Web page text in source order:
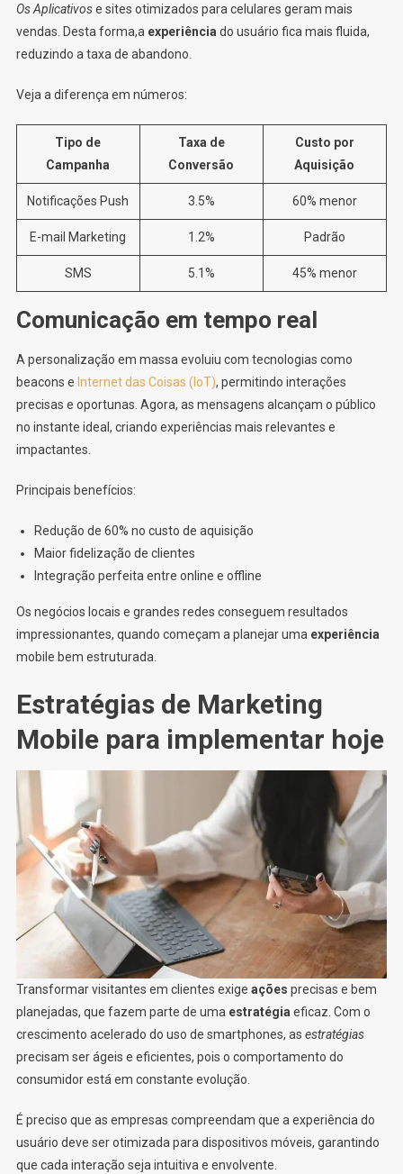
Os Aplicativose sites otimizados para celulares geram mais
vendas. Desta forma,a experiência do usuário fica mais fluida,
reduzindo a taxa de abandono.
Veja a diferença em números:
Tipo de
Campanha
Taxa de
Conversão
Custo por
Aquisição
Notificações Push 3.5% 60% menor
E-mail Marketing 1.2% Padrão
SMS 5.1% 45% menor
Comunicação em tempo real
A personalização em massa evoluiu com tecnologias como
beacons e Internet das Coisas (IoT), permitindo interações
precisas e oportunas. Agora, as mensagens alcançam o público
no instante ideal, criando experiências mais relevantes e
impactantes.
Principais benefícios:
Redução de 60% no custo de aquisição
Maior fidelização de clientes
Integração perfeita entre online e offline
Os negócios locais e grandes redes conseguem resultados
impressionantes, quando começam a planejar uma experiência
mobile bem estruturada.
Estratégias de Marketing
Mobile para implementar hoje
Transformar visitantes em clientes exige ações precisas e bem
planejadas, que fazem parte de uma estratégia eficaz. Com o
crescimento acelerado do uso de smartphones, as estratégias
precisam ser ágeis e eficientes, pois o comportamento do
consumidor está em constante evolução.
É preciso que as empresas compreendam que a experiência do
usuário deve ser otimizada para dispositivos móveis, garantindo
que cada interação seja intuitiva e envolvente.